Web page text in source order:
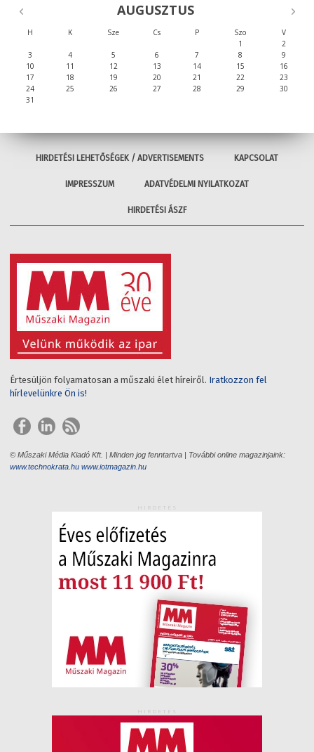
AUGUSZTUS
H K Sze Cs P Szo
V
1
2
3
4 5 6 7 8
9
10
11 12 13 14 15
16
17
18 19 20 21 22
23
24
25 26 27 28 29
30
31
HIRDETÉSI LEHETŐSÉGEK / ADVERTISEMENTS KAPCSOLAT
IMPRESSZUM ADATVÉDELMI NYILATKOZAT
HIRDETÉSI ÁSZF
Értesüljön folyamatosan a műszaki élet híreiről. Iratkozzon fel
hírlevelünkre Ön is!
© Műszaki Média Kiadó Kft. | Minden jog fenntartva | További online magazinjaink:
www.technokrata.hu www.iotmagazin.hu
HIRDETÉS
HIRDETÉS